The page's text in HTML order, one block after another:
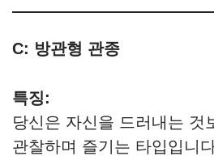
C: 방관형 관종
특징:
당신은 자신을 드러내는 것
관찰하며 즐기는 타입입니